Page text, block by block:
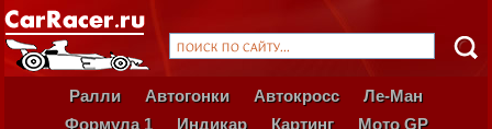
Ралли Автогонки Автокросс
Ле-Ман
Формула 1
Индикар Картинг
Мото GP